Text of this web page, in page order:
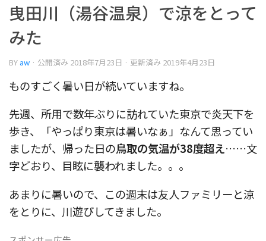
曳田川（湯谷温泉）で涼をとって
みた
BY aw · 公開済み 2018年7月23日 · 更新済み 2019年4月23日
ものすごく暑い日が続いていますね。
先週、所用で数年ぶりに訪れていた東京で炎天下を
歩き、「やっぱり東京は暑いなぁ」なんて思ってい
ましたが、帰った日の鳥取の気温が38度超え……文
字どおり、目眩に襲われました。。。
あまりに暑いので、この週末は友人ファミリーと涼
をとりに、川遊びしてきました。